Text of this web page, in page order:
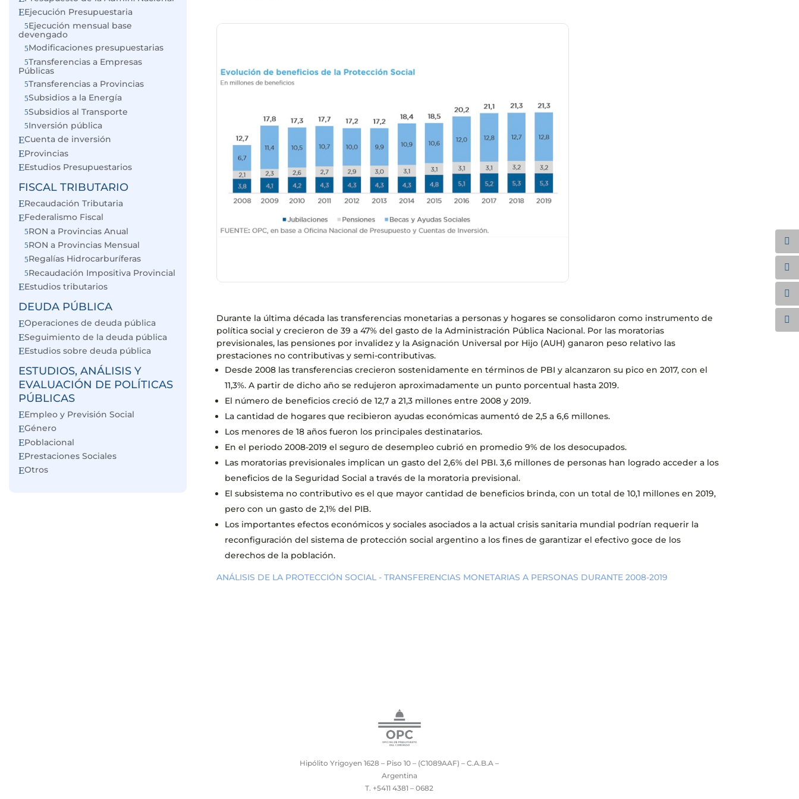
Ejecución Presupuestaria
Ejecución mensual base
devengado
Modificaciones presupuestarias
Transferencias a Empresas
Públicas
Transferencias a Provincias
Subsidios a la Energía
Subsidios al Transporte
Inversión pública
Cuenta de inversión
Provincias
Estudios Presupuestarios
FISCAL TRIBUTARIO
Recaudación Tributaria
Federalismo Fiscal
RON a Provincias Anual
RON a Provincias Mensual
Regalías Hidrocarburíferas
Recaudación Impositiva Provincial
Estudios tributarios
DEUDA PÚBLICA
Operaciones de deuda pública
Seguimiento de la deuda pública
Estudios sobre deuda pública
ESTUDIOS, ANÁLISIS Y
EVALUACIÓN DE POLÍTICAS
PÚBLICAS
Empleo y Previsión Social
Género
Poblacional
Prestaciones Sociales
Otros
Durante la última década las transferencias monetarias a personas y hogares se consolidaron como instrumento de
política social y crecieron de 39 a 47% del gasto de la Administración Pública Nacional. Por las moratorias
previsionales, las pensiones por invalidez y la Asignación Universal por Hijo (AUH) ganaron peso relativo las
prestaciones no contributivas y semi-contributivas.
Desde 2008 las transferencias crecieron sostenidamente en términos de PBI y alcanzaron su pico en 2017, con el
11,3%. A partir de dicho año se redujeron aproximadamente un punto porcentual hasta 2019.
El número de beneficios creció de 12,7 a 21,3 millones entre 2008 y 2019.
La cantidad de hogares que recibieron ayudas económicas aumentó de 2,5 a 6,6 millones.
Los menores de 18 años fueron los principales destinatarios.
En el periodo 2008-2019 el seguro de desempleo cubrió en promedio 9% de los desocupados.
Las moratorias previsionales implican un gasto del 2,6% del PBI. 3,6 millones de personas han logrado acceder a los
beneficios de la Seguridad Social a través de la moratoria previsional.
El subsistema no contributivo es el que mayor cantidad de beneficios brinda, con un total de 10,1 millones en 2019,
pero con un gasto de 2,1% del PIB.
Los importantes efectos económicos y sociales asociados a la actual crisis sanitaria mundial podrían requerir la
reconfiguración del sistema de protección social argentino a los fines de garantizar el efectivo goce de los
derechos de la población.
ANÁLISIS DE LA PROTECCIÓN SOCIAL - TRANSFERENCIAS MONETARIAS A PERSONAS DURANTE 2008-2019
Hipólito Yrigoyen 1628 – Piso 10 – (C1089AAF) – C.A.B.A –
Argentina
T. +5411 4381 – 0682